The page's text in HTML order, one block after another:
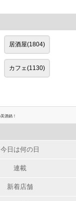
居酒屋(1804)
カフェ(1130)
酒鍋！
今日は何の日
連載
新着店舗